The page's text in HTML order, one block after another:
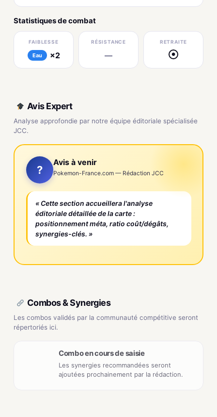
Statistiques de combat
FAIBLESSE
Eau ×2
RÉSISTANCE
—
RETRAITE
●
Avis Expert
Analyse approfondie par notre équipe éditoriale spécialisée
JCC.
?
Avis à venir
Pokemon-France.com — Rédaction JCC
« Cette section accueillera l'analyse
éditoriale détaillée de la carte :
positionnement méta, ratio coût/dégâts,
synergies-clés. »
Combos & Synergies
Les combos validés par la communauté compétitive seront
répertoriés ici.
Combo en cours de saisie
Les synergies recommandées seront
ajoutées prochainement par la rédaction.